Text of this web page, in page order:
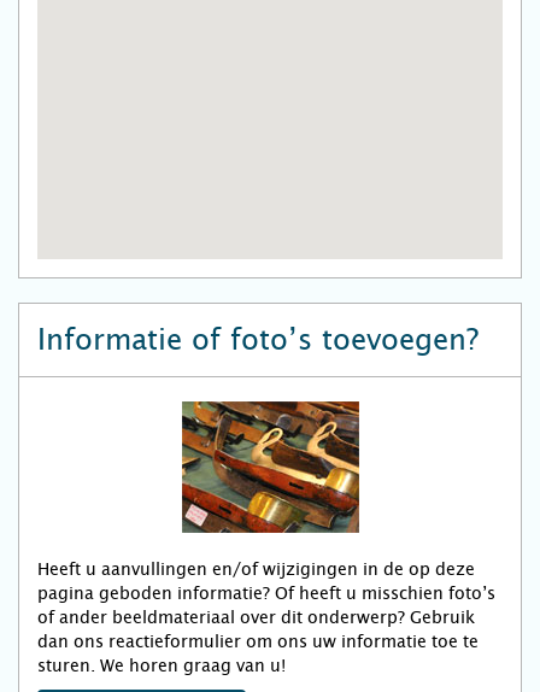
Informatie of foto’s toevoegen?
Heeft u aanvullingen en/of wijzigingen in de op deze
pagina geboden informatie? Of heeft u misschien foto’s
of ander beeldmateriaal over dit onderwerp? Gebruik
dan ons reactieformulier om ons uw informatie toe te
sturen. We horen graag van u!